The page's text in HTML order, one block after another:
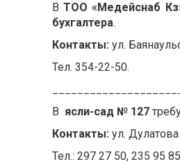
ВТОО «Медейснаб
бухгалтера.
Контакты: ул.
Тел. 354-22-50.
В ясли-сад № 127
Контакты: ул. Дулатова
Тел.: 297 27 50, 235 95